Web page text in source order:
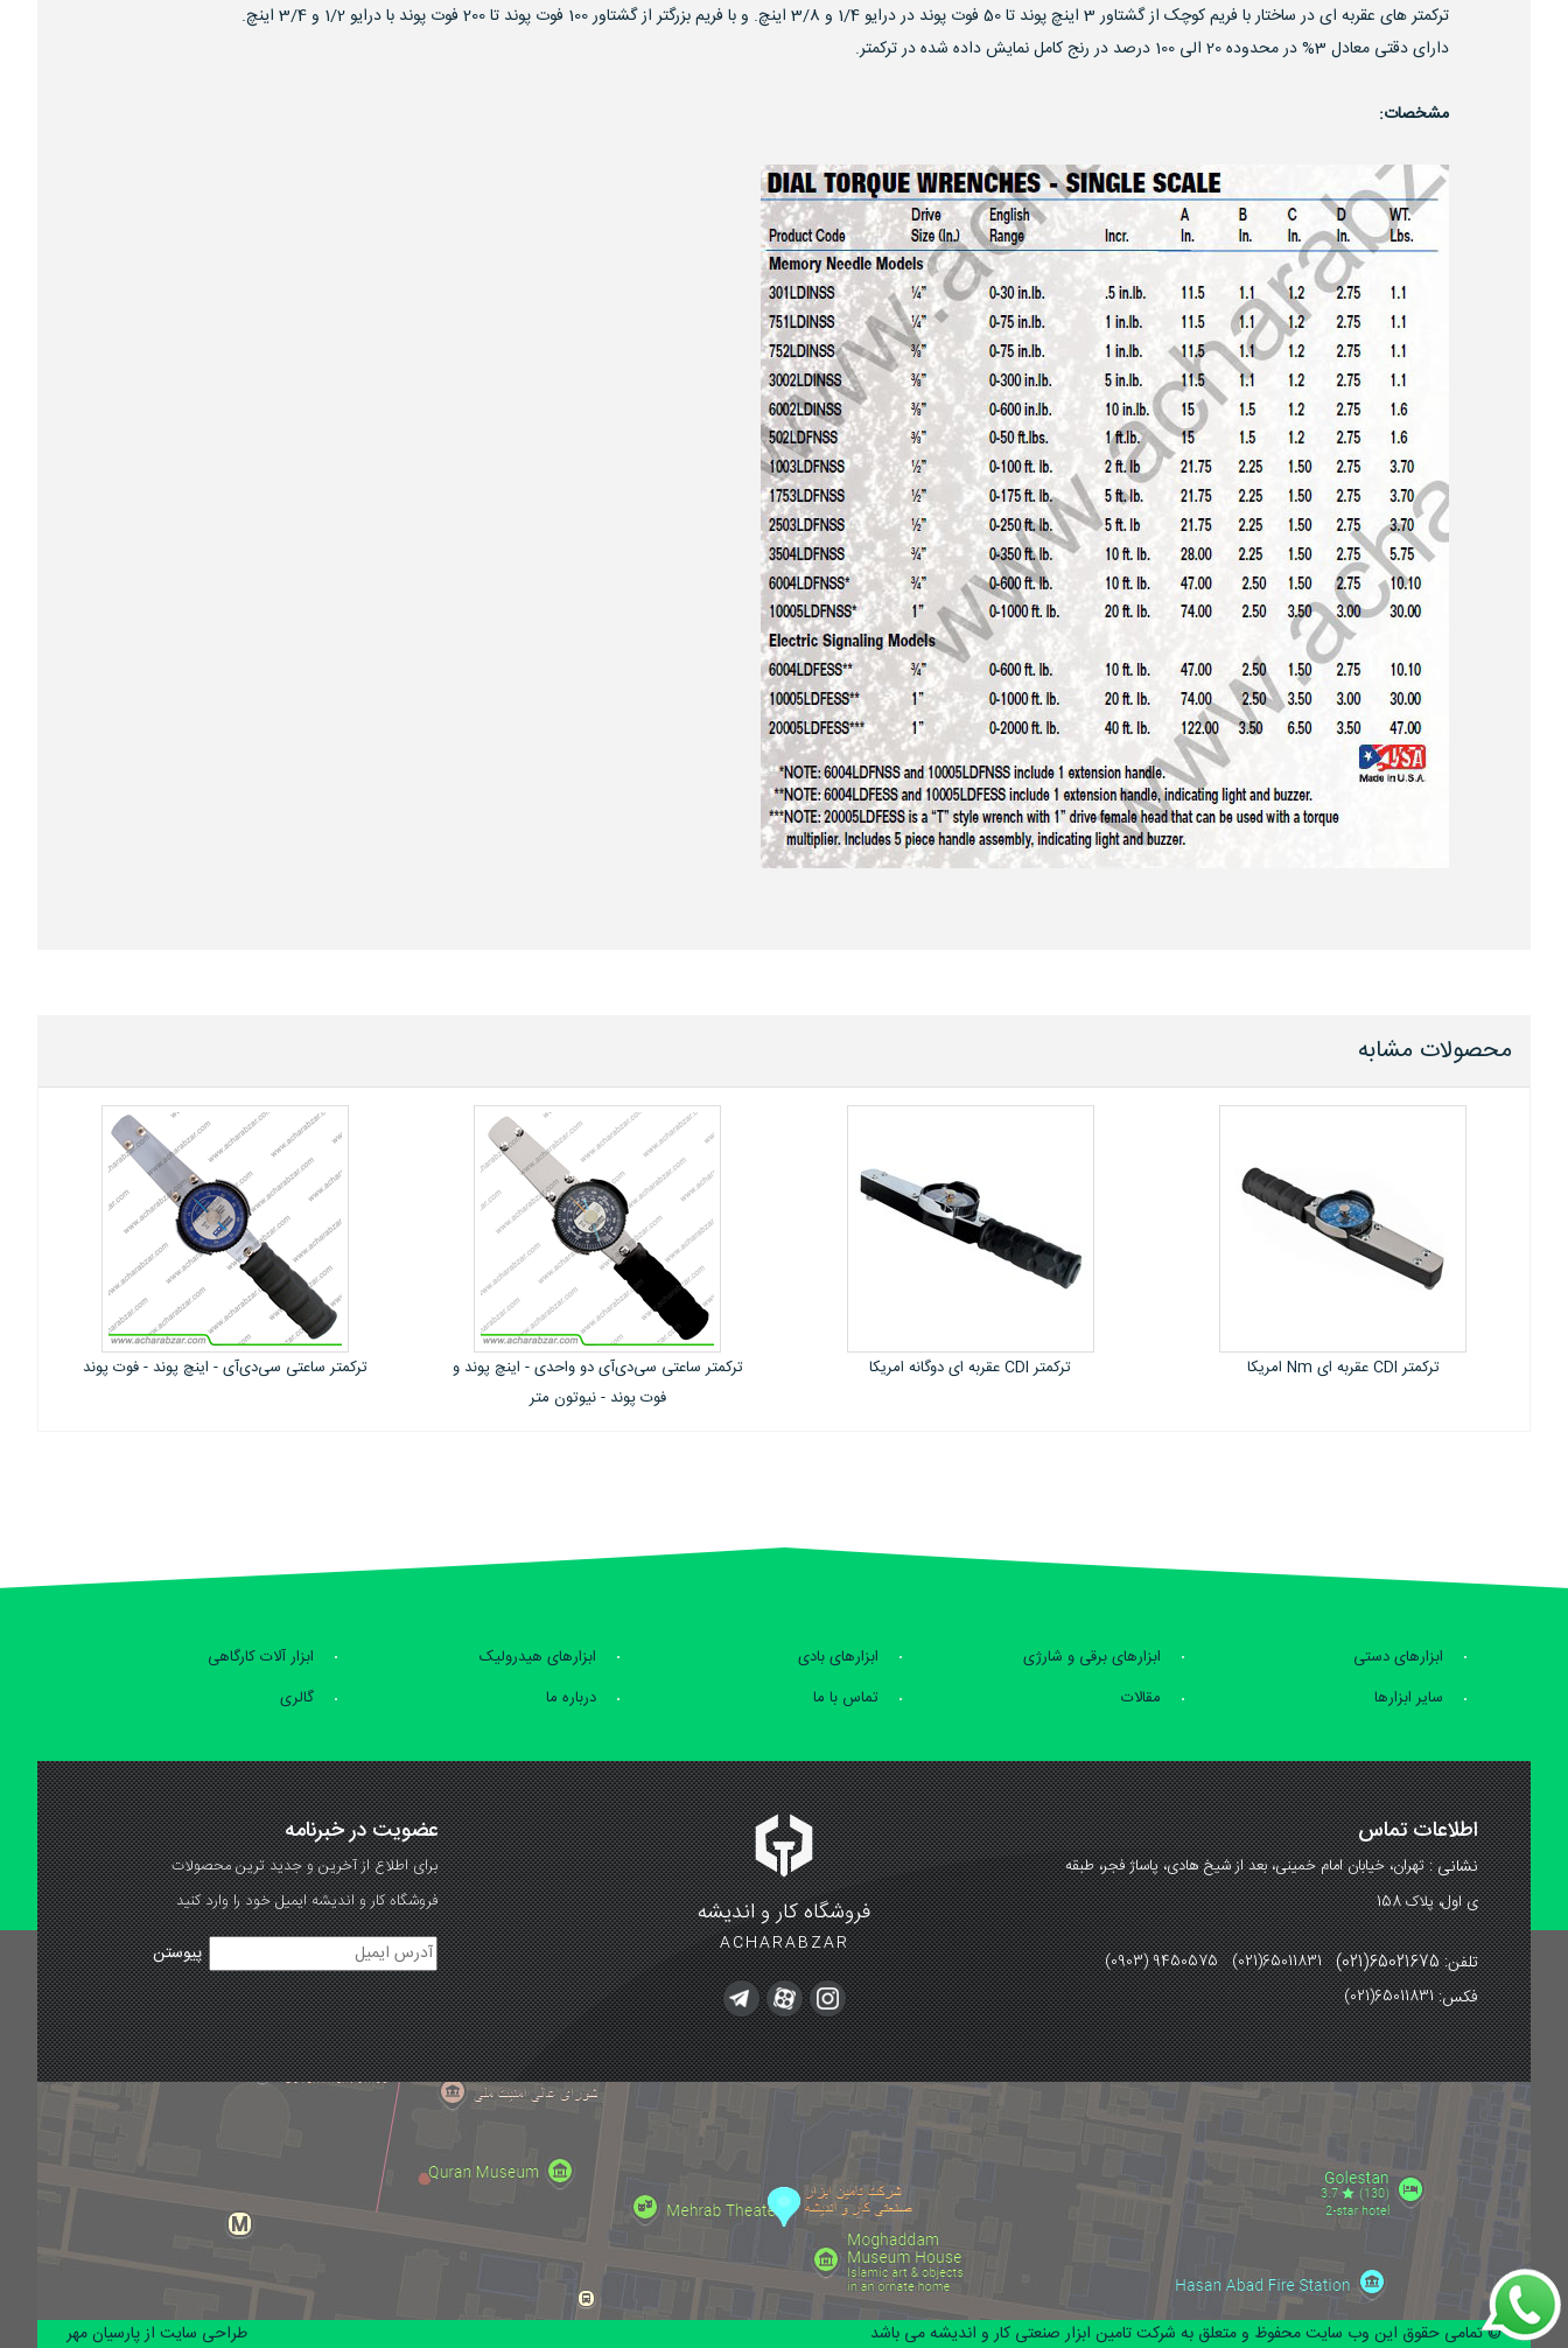
ترکمتر های عقربه ای در ساختار با فریم کوچک از گشتاور 3 اینچ پوند تا 50 فوت پوند در درایو 1/4 و 3/8 اینچ. و با فریم بزرگتر از گشتاور 100 فوت پوند تا 200 فوت پوند با درایو 1/2 و 3/4 اینچ.
دارای دقتی معادل 3% در محدوده 20 الی 100 درصد در رنج کامل نمایش داده شده در ترکمتر.
مشخصات:
محصولات مشابه
ترکمتر CDI عقربه ای دوگانه امریکا
ترکمتر ساعتی سی‌دی‌آی دو واحدی - اینچ پوند و
ترکمتر ساعتی سی‌دی‌آی - اینچ پوند - فوت پوند ترکمتر ساعتی سی‌دی‌آی - نیوتون متر
ابزارهای دستی ابزارهای برقی و شارژی ابزارهای بادی ابزارهای هیدرولیک
ابزار آلات کارگاهی
سایر ابزارها
مقالات تماس با ما درباره ما گالری
فروشگاه کار و اندیشه
ACHARABZAR
اطلاعات تماس
نشانی :تهران، خیابان امام خمینی، بعد از شیخ هادی، پاساژ فجر، طبقه
ی اول، پلاک 158
تلفن: 65021675(021) (0903) 9450575 (021)65011831
فکس:(021)65011831
عضویت در خبرنامه
برای اطلاع از آخرین و جدید ترین محصولات
فروشگاه کار و اندیشه ایمیل خود را وارد کنید
© تمامی حقوق این وب سایت محفوظ و متعلق به شرکت تامین ابزار صنعتی کار و اندیشه می باشد طراحی سایت از پارسیان مهر